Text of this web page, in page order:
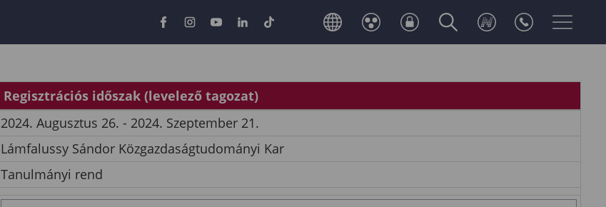
Regisztrációs időszak (levelező tagozat)
2024. Augusztus 26. - 2024. Szeptember 21.
Lámfalussy Sándor Közgazdaságtudományi Kar
Tanulmányi rend